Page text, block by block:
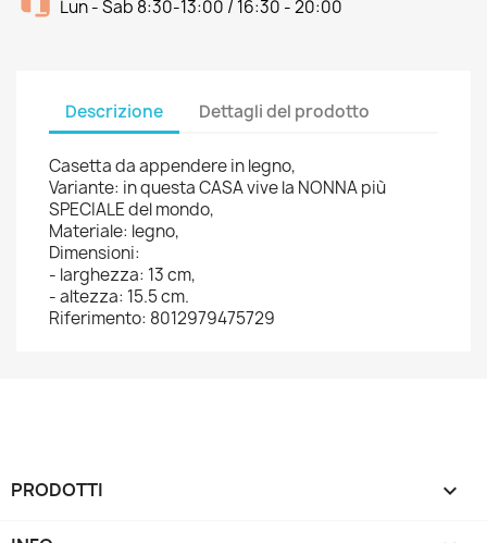
Lun - Sab 8:30-13:00 / 16:30 - 20:00
Descrizione Dettagli del prodotto
Casetta da appendere in legno,
Variante: in questa CASA vive la NONNA più
SPECIALE del mondo,
Materiale: legno,
Dimensioni:
- larghezza: 13 cm,
- altezza: 15.5 cm.
Riferimento: 8012979475729
PRODOTTI 